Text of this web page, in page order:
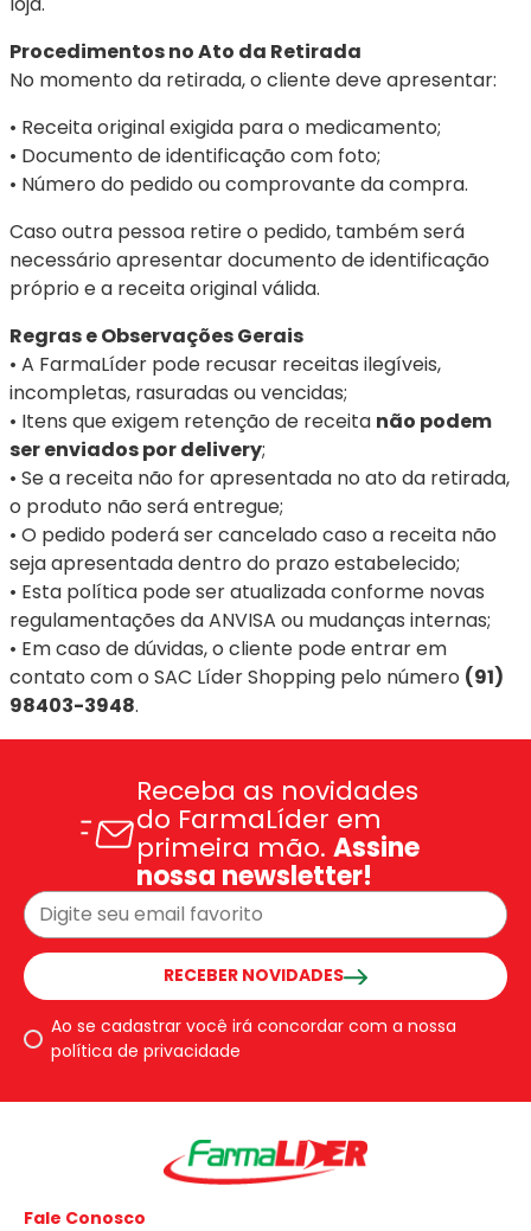
Procedimentos no Ato da Retirada
No momento da retirada, o cliente deve apresentar:
• Receita original exigida para o medicamento;
• Documento de identificação com foto;
• Número do pedido ou comprovante da compra.
Caso outra pessoa retire o pedido, também será
necessário apresentar documento de identificação
próprio e a receita original válida.
Regras e Observações Gerais
• A FarmaLíder pode recusar receitas ilegíveis,
incompletas, rasuradas ou vencidas;
• Itens que exigem retenção de receita não podem
ser enviados por delivery;
• Se a receita não for apresentada no ato da retirada,
o produto não será entregue;
• O pedido poderá ser cancelado caso a receita não
seja apresentada dentro do prazo estabelecido;
• Esta política pode ser atualizada conforme novas
regulamentações da ANVISA ou mudanças internas;
• Em caso de dúvidas, o cliente pode entrar em
contato com o SAC Líder Shopping pelo número (91)
98403-3948.
Receba as novidades
do FarmaLíder em
primeira mão. Assine
nossa newsletter!
Ao se cadastrar você irá concordar com a nossa
política de privacidade
RECEBER NOVIDADES
Fale Conosco